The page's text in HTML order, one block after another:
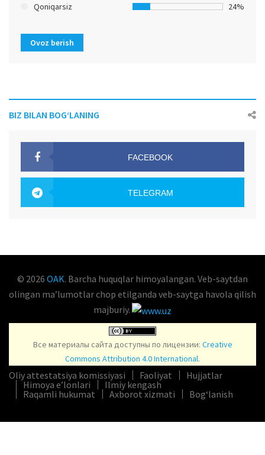
Qoniqarsiz 24%
Ovoz berish
BIZ BILAN BOG‘LANING
FACEBOOK
TELEGRAM
© 2026 OAK. Barcha huquqlar himoyalangan. Veb-saytdan
olingan maʼlumotlar chop etilganda veb-saytga havola qilish
majburiy.
Все материалы сайта доступны по лицензии: Creative
Commons Attribution 4.0 International.
Oliy attestatsiya komissiyasi Faoliyat
Hujjatlar
Himoya e’lonlari
Ilmiy kengash
Raqamli hukumat
Axborot xizmati Bog‘lanish